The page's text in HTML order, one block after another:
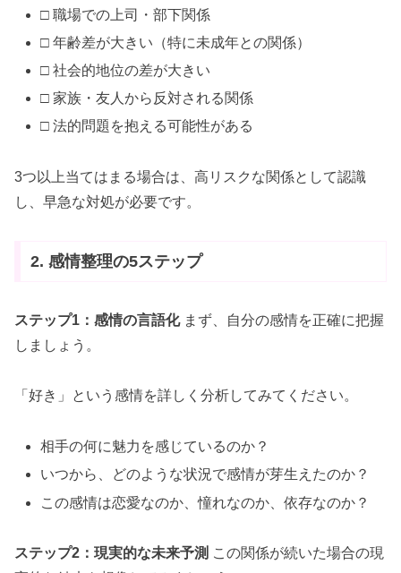
□ 職場での上司・部下関係
□ 年齢差が大きい（特に未成年との関係）
□ 社会的地位の差が大きい
□ 家族・友人から反対される関係
□ 法的問題を抱える可能性がある
3つ以上当てはまる場合は、高リスクな関係として認識
し、早急な対処が必要です。
2. 感情整理の5ステップ
ステップ1：感情の言語化まず、自分の感情を正確に把握
しましょう。
「好き」という感情を詳しく分析してみてください。
相手の何に魅力を感じているのか？
いつから、どのような状況で感情が芽生えたのか？
この感情は恋愛なのか、憧れなのか、依存なのか？
ステップ2：現実的な未来予測 この関係が続いた場合の現